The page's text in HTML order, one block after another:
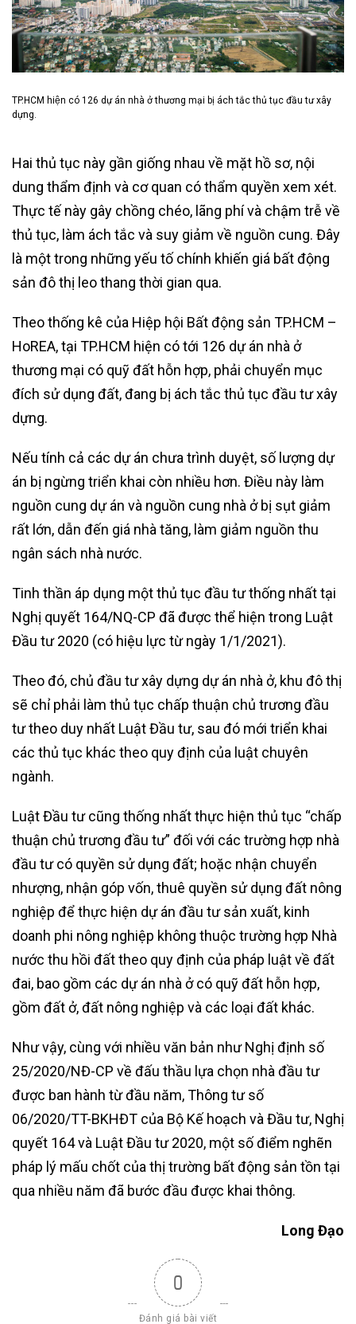
TP.HCM hiện có 126 dự án nhà ở thương mại bị ách tắc thủ tục đầu tư xây
dựng.
Hai thủ tục này gần giống nhau về mặt hồ sơ, nội
dung thẩm định và cơ quan có thẩm quyền xem xét.
Thực tế này gây chồng chéo, lãng phí và chậm trễ về
thủ tục, làm ách tắc và suy giảm về nguồn cung. Đây
là một trong những yếu tố chính khiến giá bất động
sản đô thị leo thang thời gian qua.
Theo thống kê của Hiệp hội Bất động sản TP.HCM –
HoREA, tại TP.HCM hiện có tới 126 dự án nhà ở
thương mại có quỹ đất hỗn hợp, phải chuyển mục
đích sử dụng đất, đang bị ách tắc thủ tục đầu tư xây
dựng.
Nếu tính cả các dự án chưa trình duyệt, số lượng dự
án bị ngừng triển khai còn nhiều hơn. Điều này làm
nguồn cung dự án và nguồn cung nhà ở bị sụt giảm
rất lớn, dẫn đến giá nhà tăng, làm giảm nguồn thu
ngân sách nhà nước.
Tinh thần áp dụng một thủ tục đầu tư thống nhất tại
Nghị quyết 164/NQ-CP đã được thể hiện trong Luật
Đầu tư 2020 (có hiệu lực từ ngày 1/1/2021).
Theo đó, chủ đầu tư xây dựng dự án nhà ở, khu đô thị
sẽ chỉ phải làm thủ tục chấp thuận chủ trương đầu
tư theo duy nhất Luật Đầu tư, sau đó mới triển khai
các thủ tục khác theo quy định của luật chuyên
ngành.
Luật Đầu tư cũng thống nhất thực hiện thủ tục “chấp
thuận chủ trương đầu tư” đối với các trường hợp nhà
đầu tư có quyền sử dụng đất; hoặc nhận chuyển
nhượng, nhận góp vốn, thuê quyền sử dụng đất nông
nghiệp để thực hiện dự án đầu tư sản xuất, kinh
doanh phi nông nghiệp không thuộc trường hợp Nhà
nước thu hồi đất theo quy định của pháp luật về đất
đai, bao gồm các dự án nhà ở có quỹ đất hỗn hợp,
gồm đất ở, đất nông nghiệp và các loại đất khác.
Như vậy, cùng với nhiều văn bản như Nghị định số
25/2020/NĐ-CP về đấu thầu lựa chọn nhà đầu tư
được ban hành từ đầu năm, Thông tư số
06/2020/TT-BKHĐT của Bộ Kế hoạch và Đầu tư, Nghị
quyết 164 và Luật Đầu tư 2020, một số điểm nghẽn
pháp lý mấu chốt của thị trường bất động sản tồn tại
qua nhiều năm đã bước đầu được khai thông.
Long Đạo
0
Đánh giá bài viết